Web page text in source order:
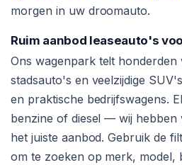
morgen in uw droomauto.
Ruim aanbod leaseauto's
Ons wagenpark telt honderden
stadsauto's en veelzijdige
en praktische bedrijfswagens.
benzine of diesel — wij
het juiste aanbod. Gebruik de
om te zoeken op merk, model,